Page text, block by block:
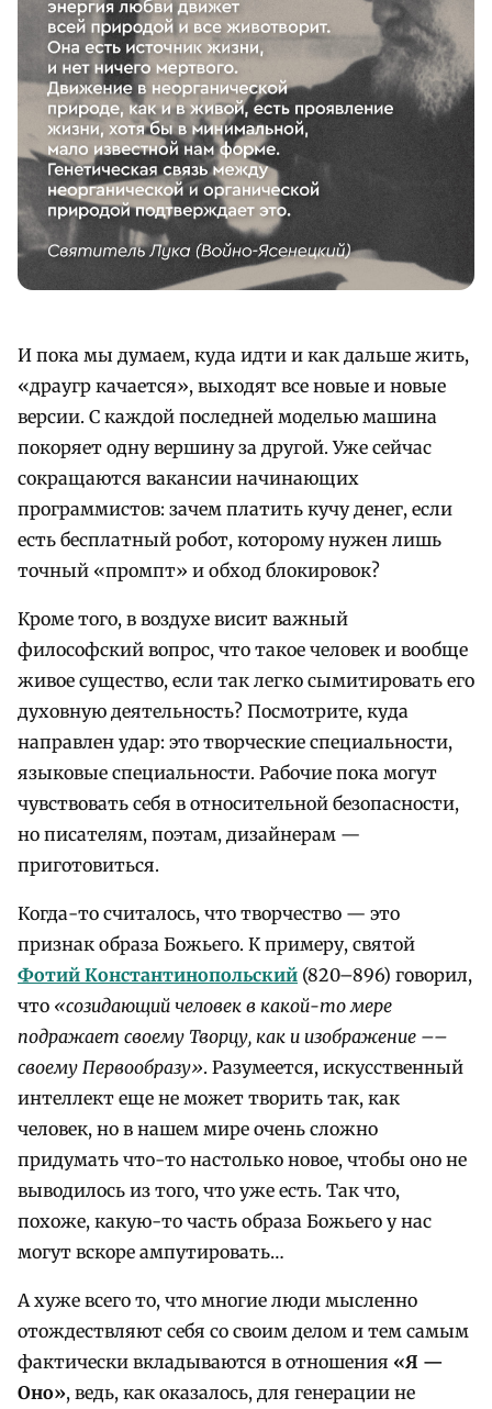
И пока мы думаем, куда идти и как дальше жить,
«драугр качается», выходят все новые и новые
версии. С каждой последней моделью машина
покоряет одну вершину за другой. Уже сейчас
сокращаются вакансии начинающих
программистов: зачем платить кучу денег, если
есть бесплатный робот, которому нужен лишь
точный «промпт» и обход блокировок?
Кроме того, в воздухе висит важный
философский вопрос, что такое человек и вообще
живое существо, если так легко сымитировать его
духовную деятельность? Посмотрите, куда
направлен удар: это творческие специальности,
языковые специальности. Рабочие пока могут
чувствовать себя в относительной безопасности,
но писателям, поэтам, дизайнерам —
приготовиться.
Когда-то считалось, что творчество — это
признак образа Божьего. К примеру, святой
Фотий Константинопольский (820–896) говорил,
что «созидающий человек в какой-то мере
подражает своему Творцу, как и изображение ––
своему Первообразу». Разумеется, искусственный
интеллект еще не может творить так, как
человек, но в нашем мире очень сложно
придумать что-то настолько новое, чтобы оно не
выводилось из того, что уже есть. Так что,
похоже, какую-то часть образа Божьего у нас
могут вскоре ампутировать…
А хуже всего то, что многие люди мысленно
отождествляют себя со своим делом и тем самым
фактически вкладываются в отношения «Я —
Оно», ведь, как оказалось, для генерации не